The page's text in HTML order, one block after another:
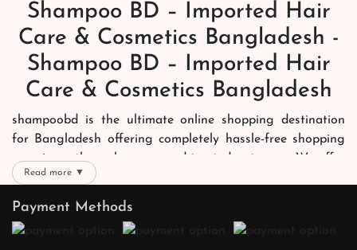
Shampoo BD – Imported Hair
Care & Cosmetics Bangladesh -
Shampoo BD – Imported Hair
Care & Cosmetics Bangladesh
shampoobd is the ultimate online shopping destination
for Bangladesh offering completely hassle-free shopping
experience through secure and trusted gateways. We offer
you trendy and reliable shopping with all your preferred
brands and more. Now shopping is easier, quicker and
always joyous. We help you mark the exact choice here.
Read more ▼
Payment Methods